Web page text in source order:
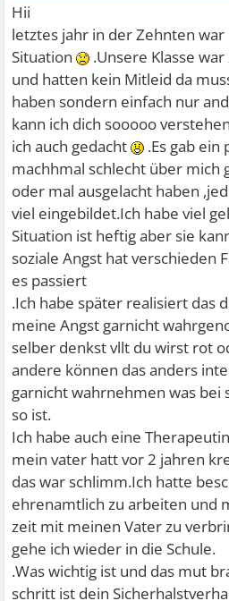
Hii
letztes jahr in der Zehnten war
Situation
.Unsere Klasse
und hatten kein Mitleid da
haben sondern einfach nur
kann ich dich sooooo
ich auch gedacht
.Es gab ein
machhmal schlecht über mich
oder mal ausgelacht haben
viel eingebildet.Ich habe viel
Situation ist heftig aber sie
soziale Angst hat verschieden
es passiert
.Ich habe später realisiert das
meine Angst garnicht
selber denkst vllt du wirst rot
andere können das anders
garnicht wahrnehmen was bei
so ist.
Ich habe auch eine
mein vater hatt vor 2 jahren
das war schlimm.Ich hatte
ehrenamtlich zu arbeiten und
zeit mit meinen Vater zu
gehe ich wieder in die Schule.
.Was wichtig ist und das mut
schritt ist dein